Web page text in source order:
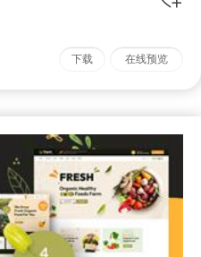
下载 在线预览